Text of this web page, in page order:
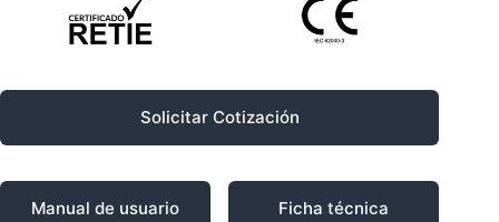
Solicitar Cotización
Manual de usuario Ficha técnica